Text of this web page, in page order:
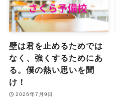
壁は君を止めるためでは
なく、強くするためにあ
る。僕の熱い思いを聞
け！
2026年7月9日